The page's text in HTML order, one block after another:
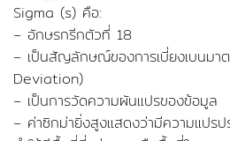
Sigma (s) คือ:
– อักษรกรีกตัวที่ 18
– เป็นสัญลักษณ์ของการเบี่ยงเบนมา
Deviation)
– เป็นการวัดความผันแปรของข้อมูล
– ค่าซิกม่ายิ่งสูงแสดงว่ามีความแปร